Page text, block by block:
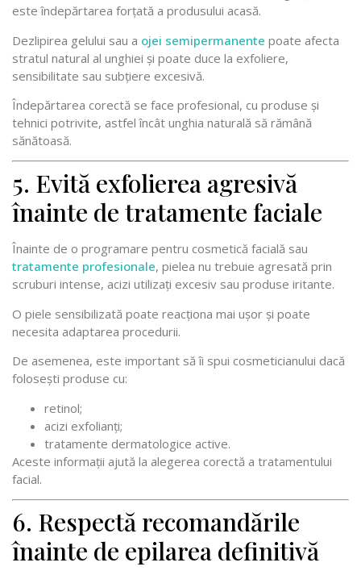
este îndepărtarea forțată a produsului acasă.
Dezlipirea gelului sau a ojei semipermanente poate afecta
stratul natural al unghiei și poate duce la exfoliere,
sensibilitate sau subțiere excesivă.
Îndepărtarea corectă se face profesional, cu produse și
tehnici potrivite, astfel încât unghia naturală să rămână
sănătoasă.
5. Evită exfolierea agresivă
înainte de tratamente faciale
Înainte de o programare pentru cosmetică facială sau
tratamente profesionale, pielea nu trebuie agresată prin
scruburi intense, acizi utilizați excesiv sau produse iritante.
O piele sensibilizată poate reacționa mai ușor și poate
necesita adaptarea procedurii.
De asemenea, este important să îi spui cosmeticianului dacă
folosești produse cu:
retinol;
acizi exfolianți;
tratamente dermatologice active.
Aceste informații ajută la alegerea corectă a tratamentului
facial.
6. Respectă recomandările
înainte de epilarea definitivă